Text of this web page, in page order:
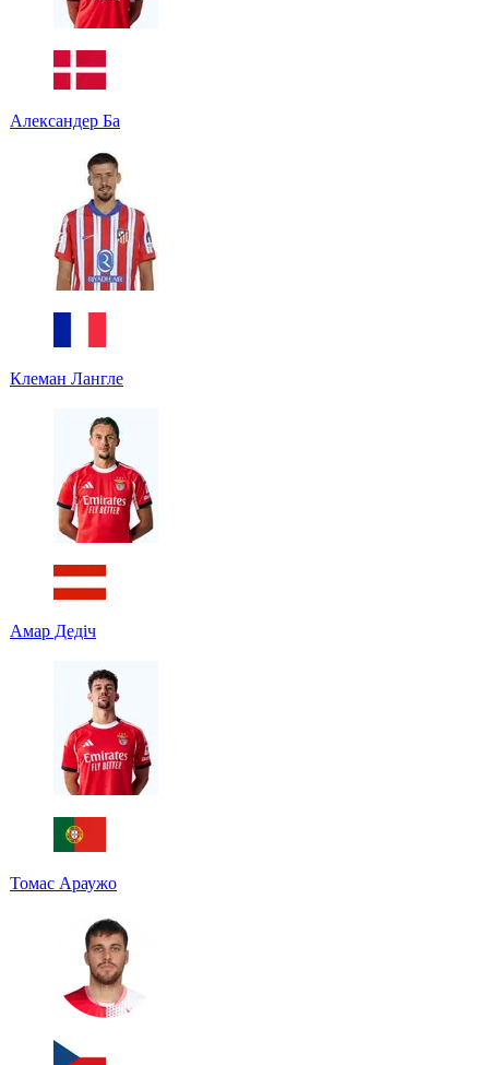
Александер Ба
Клеман Лангле
Амар Дедіч
Томас Араужо